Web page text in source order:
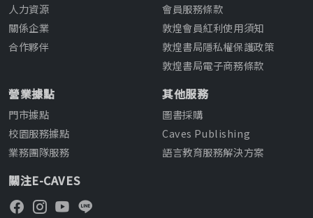
人力資源
關係企業
合作夥伴
會員服務條款
敦煌會員紅利使用須知
敦煌書局隱私權保護政策
敦煌書局電子商務條款
營業據點
門市據點
校園服務據點
業務團隊服務
其他服務
圖書採購
Caves Publishing
語言教育服務解決方案
關注E-CAVES